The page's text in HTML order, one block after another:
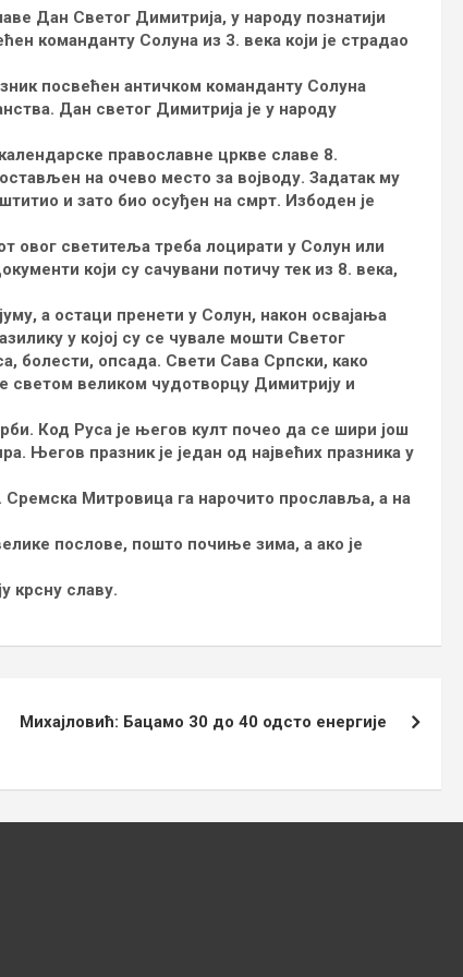
Дан Светог Димитрија, у народу познатији
команданту Солуна из 3. века који је страдао
посвећен античком команданту Солуна
Дан светог Димитрија је у народу
православне цркве славе 8.
на очево место за војводу. Задатак му
и зато био осуђен на смрт. Избоден је
овог светитеља треба лоцирати у Солун или
који су сачувани потичу тек из 8. века,
а остаци пренети у Солун, након освајања
у којој су се чувале мошти Светог
болести, опсада. Свети Сава Српски, како
светом великом чудотворцу Димитрију и
Код Руса је његов култ почео да се шири још
Његов празник је један од највећих празника у
Митровица га нарочито прославља, а на
послове, пошто почиње зима, а ако је
крсну славу.
Михајловић: Бацамо 30 до 40 одсто енергије